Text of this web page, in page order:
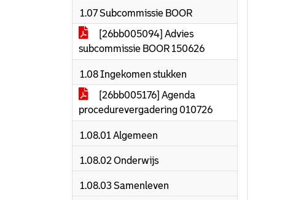
1.07 Subcommissie BOOR
[26bb005094] Advies
subcommissie BOOR 150626
1.08 Ingekomen stukken
[26bb005176] Agenda
procedurevergadering 010726
1.08.01 Algemeen
1.08.02 Onderwijs
1.08.03 Samenleven